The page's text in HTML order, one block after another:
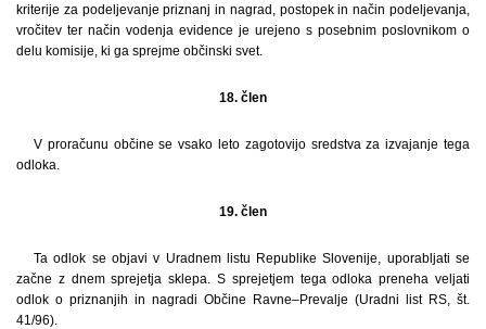
kriterije za podeljevanje priznanj in nagrad, postopek in način podeljevanja,
vročitev ter način vodenja evidence je urejeno s posebnim poslovnikom o
delu komisije, ki ga sprejme občinski svet.
18. člen
V proračunu občine se vsako leto zagotovijo sredstva za izvajanje tega
odloka.
19. člen
Ta odlok se objavi v Uradnem listu Republike Slovenije, uporabljati se
začne z dnem sprejetja sklepa. S sprejetjem tega odloka preneha veljati
odlok o priznanjih in nagradi Občine Ravne–Prevalje (Uradni list RS, št.
41/96).